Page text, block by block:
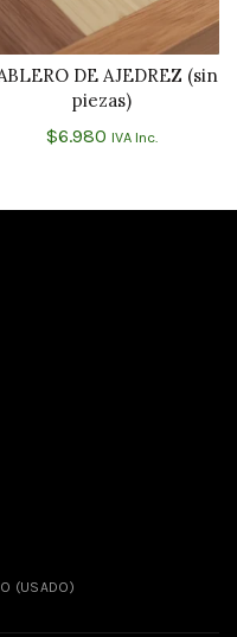
AÑADIR AL CARRITO
DE AJEDREZ (sin
piezas)
$6.980 IVA Inc.
(USADO)